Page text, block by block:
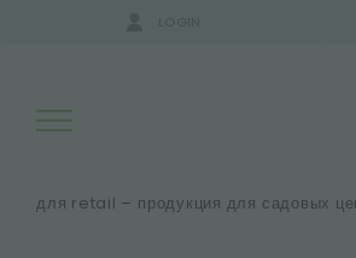
для retail – продукция для садовых